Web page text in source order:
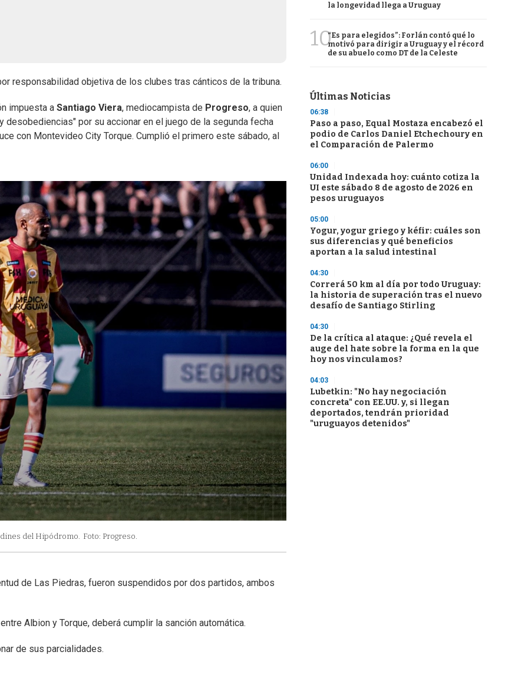
responsabilidad objetiva de los clubes tras cánticos de la tribuna.
impuesta a Santiago Viera, mediocampista de Progreso, a quien
desobediencias" por su accionar en el juego de la segunda fecha
con Montevideo City Torque. Cumplió el primero este sábado, al
del Hipódromo. Foto: Progreso.
de Las Piedras, fueron suspendidos por dos partidos, ambos
Albion y Torque, deberá cumplir la sanción automática.
de sus parcialidades.
la longevidad llega a Uruguay
10“Es para elegidos”: Forlán contó qué lo
motivó para dirigir a Uruguay y el récord
de su abuelo como DT de la Celeste
Últimas Noticias
06:38
Paso a paso, Equal Mostaza encabezó el
podio de Carlos Daniel Etchechoury en
el Comparación de Palermo
06:00
Unidad Indexada hoy: cuánto cotiza la
UI este sábado 8 de agosto de 2026 en
pesos uruguayos
05:00
Yogur, yogur griego y kéfir: cuáles son
sus diferencias y qué beneficios
aportan a la salud intestinal
04:30
Correrá 50 km al día por todo Uruguay:
la historia de superación tras el nuevo
desafío de Santiago Stirling
04:30
De la crítica al ataque: ¿Qué revela el
auge del hate sobre la forma en la que
hoy nos vinculamos?
04:03
Lubetkin: "No hay negociación
concreta" con EE.UU. y, si llegan
deportados, tendrán prioridad
"uruguayos detenidos"